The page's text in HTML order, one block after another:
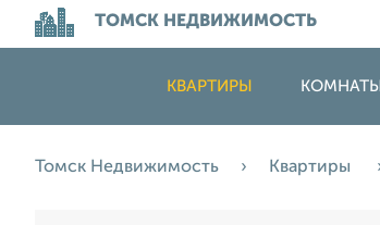
ТОМСК НЕДВИЖИМОСТЬ
КВАРТИРЫ КОМНАТЫ
Томск Недвижимость Квартиры